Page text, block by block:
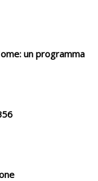
un programma